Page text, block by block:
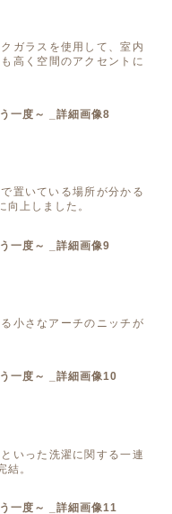
ガラスを使用して、室内
高く空間のアクセントに
置いている場所が分かる
向上しました。
小さなアーチのニッチが
いった洗濯に関する一連
結。